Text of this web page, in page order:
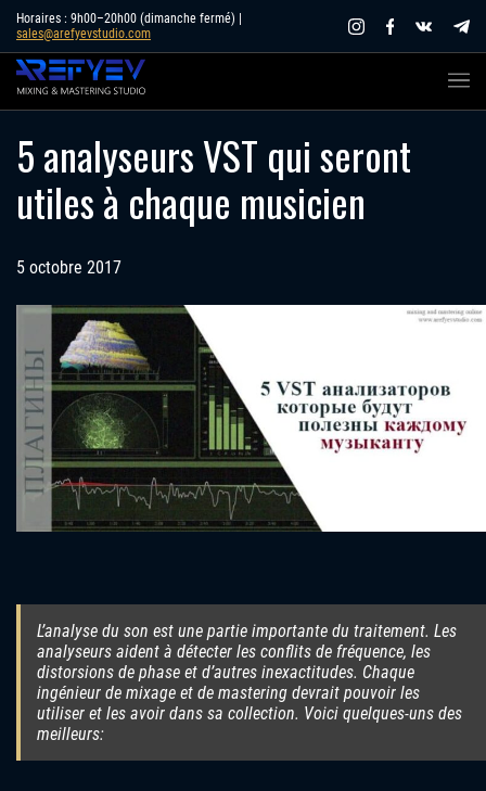
Skip
content
Horaires : 9h00–20h00 (dimanche fermé) |
sales@arefyevstudio.com
5 analyseurs VST qui seront
utiles à chaque musicien
5 octobre 2017
L’analyse du son est une partie importante du traitement. Les
analyseurs aident à détecter les conflits de fréquence, les
distorsions de phase et d’autres inexactitudes. Chaque
ingénieur de mixage et de mastering devrait pouvoir les
utiliser et les avoir dans sa collection. Voici quelques-uns des
meilleurs: